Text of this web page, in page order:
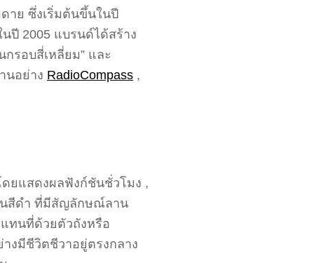
าย ซึ่งเริ่มต้นขึ้นในปี
ปี 2005 แบรนด์ได้สร้าง
รอบสี่เหลี่ยม” และ
นอย่าง RadioCompass ,
ยแสดงผลฟังก์ชันชั่วโมง ,
นสีดำ ที่มีสัญลักษณ์ลาน
แทนที่ด้วยตัวถังหรือ
งมีชีวิตชีวาอยู่ตรงกลาง